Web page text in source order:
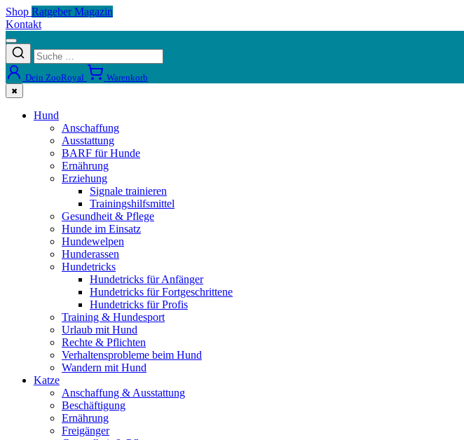
Shop Ratgeber Magazin
Kontakt
Dein ZooRoyal Warenkorb
✖
Hund
Anschaffung
Ausstattung
BARF für Hunde
Ernährung
Erziehung
Signale trainieren
Trainingshilfsmittel
Gesundheit & Pflege
Hunde im Einsatz
Hundewelpen
Hunderassen
Hundetricks
Hundetricks für Anfänger
Hundetricks für Fortgeschrittene
Hundetricks für Profis
Training & Hundesport
Urlaub mit Hund
Rechte & Pflichten
Verhaltensprobleme beim Hund
Wandern mit Hund
Katze
Anschaffung & Ausstattung
Beschäftigung
Ernährung
Freigänger